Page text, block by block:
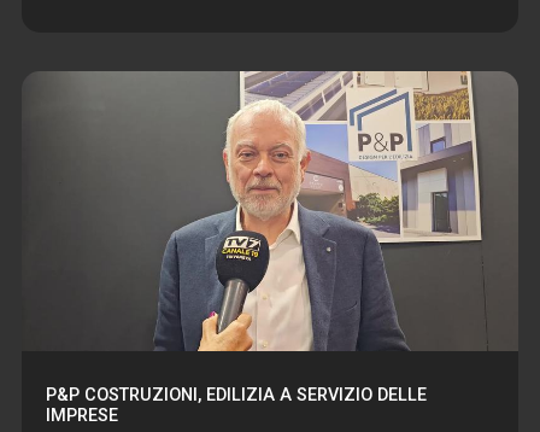
P&P COSTRUZIONI, EDILIZIA A SERVIZIO DELLE
IMPRESE